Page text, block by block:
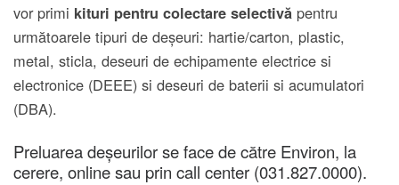
vor primi kituri pentru colectare selectivă pentru
următoarele tipuri de deșeuri: hartie/carton, plastic,
metal, sticla, deseuri de echipamente electrice si
electronice (DEEE) si deseuri de baterii si acumulatori
(DBA).
Preluarea deșeurilor se face de către Environ, la
cerere, online sau prin call center (031.827.0000).